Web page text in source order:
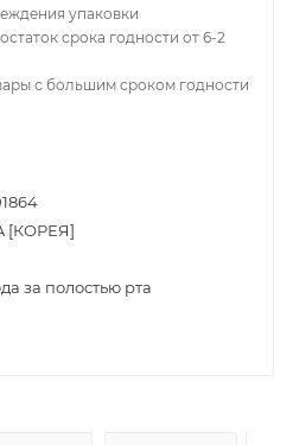
упаковки
срока годности от 6-2
с большим сроком годности
[КОРЕЯ]
за полостью рта